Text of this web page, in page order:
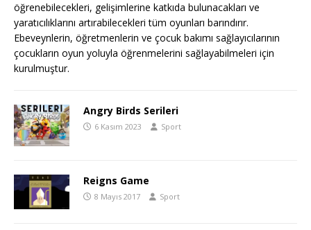
öğrenebilecekleri, gelişimlerine katkıda bulunacakları ve
yaratıcılıklarını artırabilecekleri tüm oyunları barındırır.
Ebeveynlerin, öğretmenlerin ve çocuk bakımı sağlayıcılarının
çocukların oyun yoluyla öğrenmelerini sağlayabilmeleri için
kurulmuştur.
Angry Birds Serileri
6 Kasım 2023 Sport
Reigns Game
8 Mayıs 2017 Sport